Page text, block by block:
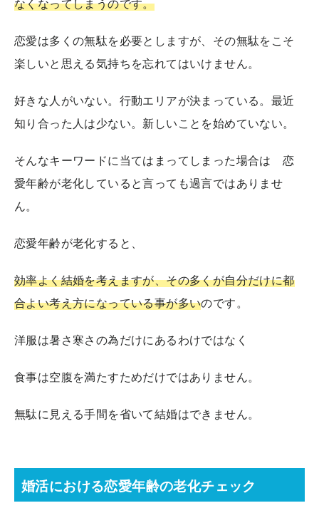
なくなってしまうのです。
恋愛は多くの無駄を必要としますが、その無駄をこそ
楽しいと思える気持ちを忘れてはいけません。
好きな人がいない。行動エリアが決まっている。最近
知り合った人は少ない。新しいことを始めていない。
そんなキーワードに当てはまってしまった場合は 恋
愛年齢が老化していると言っても過言ではありませ
ん。
恋愛年齢が老化すると、
効率よく結婚を考えますが、その多くが自分だけに都
合よい考え方になっている事が多いのです。
洋服は暑さ寒さの為だけにあるわけではなく
食事は空腹を満たすためだけではありません。
無駄に見える手間を省いて結婚はできません。
婚活における恋愛年齢の老化チェック